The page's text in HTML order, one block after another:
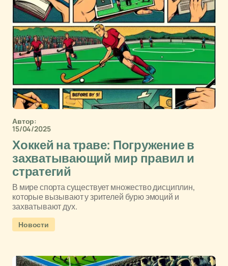
Автор:
15/04/2025
Хоккей на траве: Погружение в
захватывающий мир правил и
стратегий
В мире спорта существует множество дисциплин,
которые вызывают у зрителей бурю эмоций и
захватывают дух.
Новости